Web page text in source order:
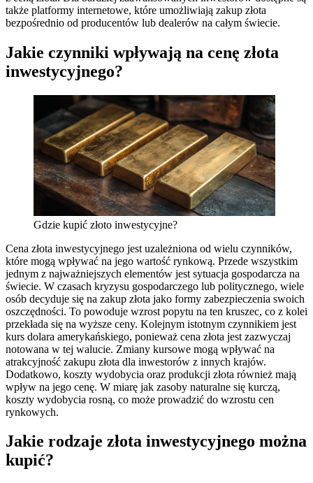
także platformy internetowe, które umożliwiają zakup złota
bezpośrednio od producentów lub dealerów na całym świecie.
Jakie czynniki wpływają na cenę złota
inwestycyjnego?
Gdzie kupić złoto inwestycyjne?
Cena złota inwestycyjnego jest uzależniona od wielu czynników,
które mogą wpływać na jego wartość rynkową. Przede wszystkim
jednym z najważniejszych elementów jest sytuacja gospodarcza na
świecie. W czasach kryzysu gospodarczego lub politycznego, wiele
osób decyduje się na zakup złota jako formy zabezpieczenia swoich
oszczędności. To powoduje wzrost popytu na ten kruszec, co z kolei
przekłada się na wyższe ceny. Kolejnym istotnym czynnikiem jest
kurs dolara amerykańskiego, ponieważ cena złota jest zazwyczaj
notowana w tej walucie. Zmiany kursowe mogą wpływać na
atrakcyjność zakupu złota dla inwestorów z innych krajów.
Dodatkowo, koszty wydobycia oraz produkcji złota również mają
wpływ na jego cenę. W miarę jak zasoby naturalne się kurczą,
koszty wydobycia rosną, co może prowadzić do wzrostu cen
rynkowych.
Jakie rodzaje złota inwestycyjnego można
kupić?